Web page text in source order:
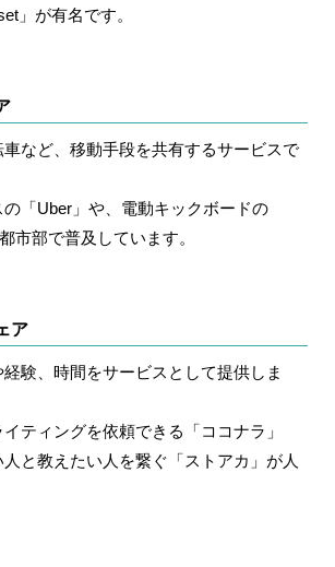
」が有名です。
車など、移動手段を共有するサービスで
「Uber」や、電動キックボードの
市部で普及しています。
ア
験、時間をサービスとして提供しま
ティングを依頼できる「ココナラ」
と教えたい人を繋ぐ「ストアカ」が人